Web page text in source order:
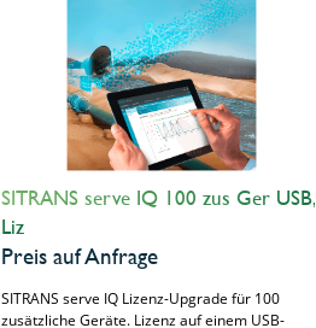
SITRANS serve IQ 100 zus Ger USB,
Liz
Preis auf Anfrage
SITRANS serve IQ Lizenz-Upgrade für 100
zusätzliche Geräte. Lizenz auf einem USB-